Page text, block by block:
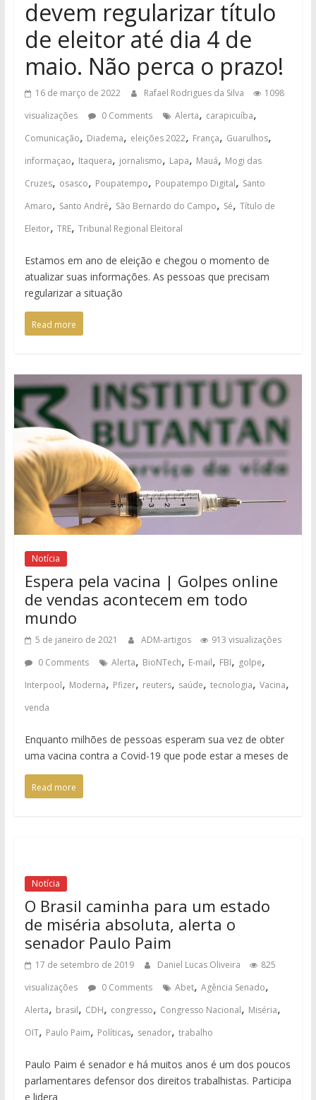
devem regularizar título
de eleitor até dia 4 de
maio. Não perca o prazo!
16 de março de 2022 Rafael Rodrigues da Silva
1098
visualizações
0 Comments Alerta, carapicuíba,
Comunicação, Diadema, eleições 2022, França, Guarulhos,
informaçao, Itaquera, jornalismo, Lapa, Mauá, Mogi das
Cruzes, osasco, Poupatempo, Poupatempo Digital, Santo
Amaro, Santo André, São Bernardo do Campo, Sé, Título de
Eleitor, TRE, Tribunal Regional Eleitoral
Estamos em ano de eleição e chegou o momento de
atualizar suas informações. As pessoas que precisam
regularizar a situação
Read more
Notícia
Espera pela vacina | Golpes online
de vendas acontecem em todo
mundo
5 de janeiro de 2021 ADM-artigos
913 visualizações
0 Comments
Alerta, BioNTech, E-mail, FBI, golpe,
Interpool, Moderna, Pfizer, reuters, saúde, tecnologia, Vacina,
venda
Enquanto milhões de pessoas esperam sua vez de obter
uma vacina contra a Covid-19 que pode estar a meses de
Read more
Notícia
O Brasil caminha para um estado
de miséria absoluta, alerta o
senador Paulo Paim
17 de setembro de 2019 Daniel Lucas Oliveira
825
visualizações
0 Comments Abet, Agência Senado,
Alerta, brasil, CDH, congresso, Congresso Nacional, Miséria,
OIT, Paulo Paim, Políticas, senador, trabalho
Paulo Paim é senador e há muitos anos é um dos poucos
parlamentares defensor dos direitos trabalhistas. Participa
e lidera